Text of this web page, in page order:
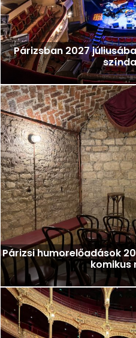
Párizsban 2027
Párizsi humorelőadások
komikus